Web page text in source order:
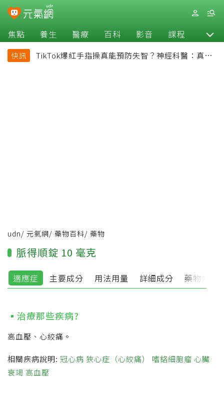
焦點 養生 醫療 百科 影音 課程 退休
快訊
TikTok爆紅手指操真能預防失智？神經科醫：真正
udn/ 元氣網/ 藥物百科/ 藥物
脈得順錠 10 毫克
適應症 主要成分 用法用量 詳細成分 藥物外觀
治療那些疾病?
高血壓、心絞痛。
相關疾病說明: 冠心病 狹心症（心絞痛） 嗜鉻細胞瘤 心臟
衰竭 高血壓